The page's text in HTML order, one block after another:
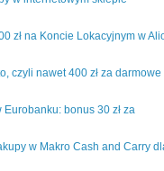
zł na Koncie Lokacyjnym w
czyli nawet 400 zł za darmowe
Eurobanku: bonus 30 zł za
w Makro Cash and Carry